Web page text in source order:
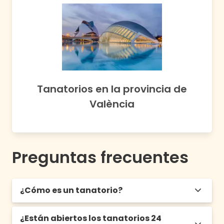
Tanatorios en la provincia de
València
Preguntas frecuentes
¿Cómo es un tanatorio?
Un tanatorio es una edificación que contiene
¿Están abiertos los tanatorios 24